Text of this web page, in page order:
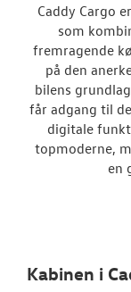
Caddy Cargo
som
fremragende
på den
bilens
får adgang til
digitale
topmoderne,
en
Kabinen i